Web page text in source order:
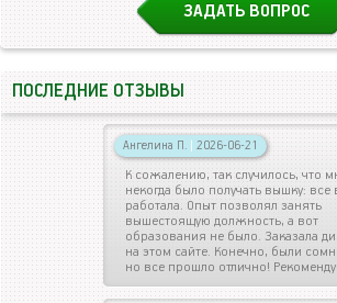
ЗАДАТЬ ВОПРОС
ПОСЛЕДНИЕ ОТЗЫВЫ
Ангелина П. | 2026-06-21
К сожалению, так случилось, что
некогда было получать вышку: все
работала. Опыт позволял занять
вышестоящую должность, а вот
образования не было. Заказала
на этом сайте. Конечно, были
но все прошло отлично!